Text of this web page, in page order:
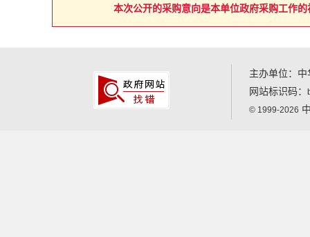
本次公开的采购意向是本单位政府采购工作
主办单位：
网站标识码：
© 1999-2026